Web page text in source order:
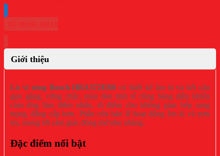
Giới thiệu
Lò vi sóng Bosch HBA372EB0 có thiết kế âm tủ và kết cấu
gọn gàng, vững chắc, màu đen tinh tế cùng bảng điều khiển
cảm ứng làm điểm nhấn, tô điểm cho không gian bếp sang
trọng, đẳng cấp hơn. Phần cửa bản lề hoạt động êm ái và trơn
tru, mang tới cảm giác đóng mở nhẹ nhàng.
Đặc điểm nổi bật